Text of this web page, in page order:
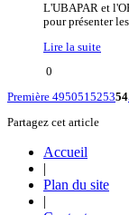
L'UBAPAR et
pour présenter
Lire la suite
0
Première 495051525354
Partagez cet article
Accueil
|
Plan du site
|